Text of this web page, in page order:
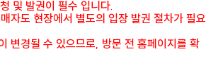
및 발권이 필수 입니다.
자도 현장에서 별도의 입장 발권 절차가 필요
변경될 수 있으므로, 방문 전 홈페이지를 확